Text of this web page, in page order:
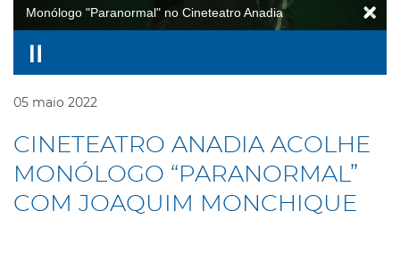
Monólogo "Paranormal" no Cineteatro Anadia
05 maio 2022
CINETEATRO ANADIA ACOLHE
MONÓLOGO “PARANORMAL”
COM JOAQUIM MONCHIQUE